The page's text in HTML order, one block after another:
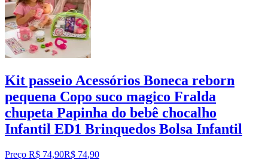
Kit passeio Acessórios Boneca reborn
pequena Copo suco magico Fralda
chupeta Papinha do bebê chocalho
Infantil ED1 Brinquedos Bolsa Infantil
Preço R$ 74,90R$ 74,90